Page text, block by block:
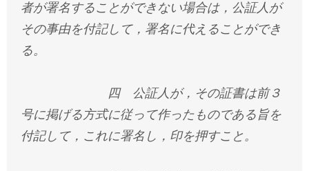
者が署名することができない場合は，公証人が
その事由を付記して，署名に代えることができ
る。
四 公証人が，その証書は前３
号に掲げる方式に従って作ったものである旨を
付記して，これに署名し，印を押すこと。